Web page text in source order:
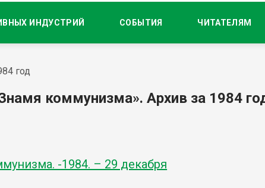
ИНДУСТРИЙ СОБЫТИЯ ЧИТАТЕЛЯМ
год
коммунизма». Архив за 1984
-1984. – 29 декабря